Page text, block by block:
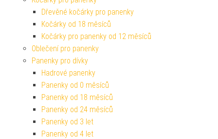
Dřevěné kočárky pro panenky
Kočárky od 18 měsíců
Kočárky pro panenky od 12 měsíců
Oblečení pro panenky
Panenky pro dívky
Hadrové panenky
Panenky od 0 měsíců
Panenky od 18 měsíců
Panenky od 24 měsíců
Panenky od 3 let
Panenky od 4 let